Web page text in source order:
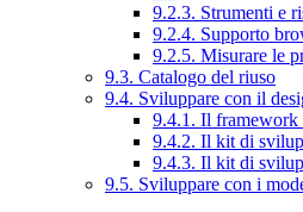
9.2.3. Strumenti e
9.2.4. Supporto
9.2.5. Misurare le
9.3. Catalogo del riuso
9.4. Sviluppare con il
9.4.1. Il framework
9.4.2. Il kit di
9.4.3. Il kit di
9.5. Sviluppare con i